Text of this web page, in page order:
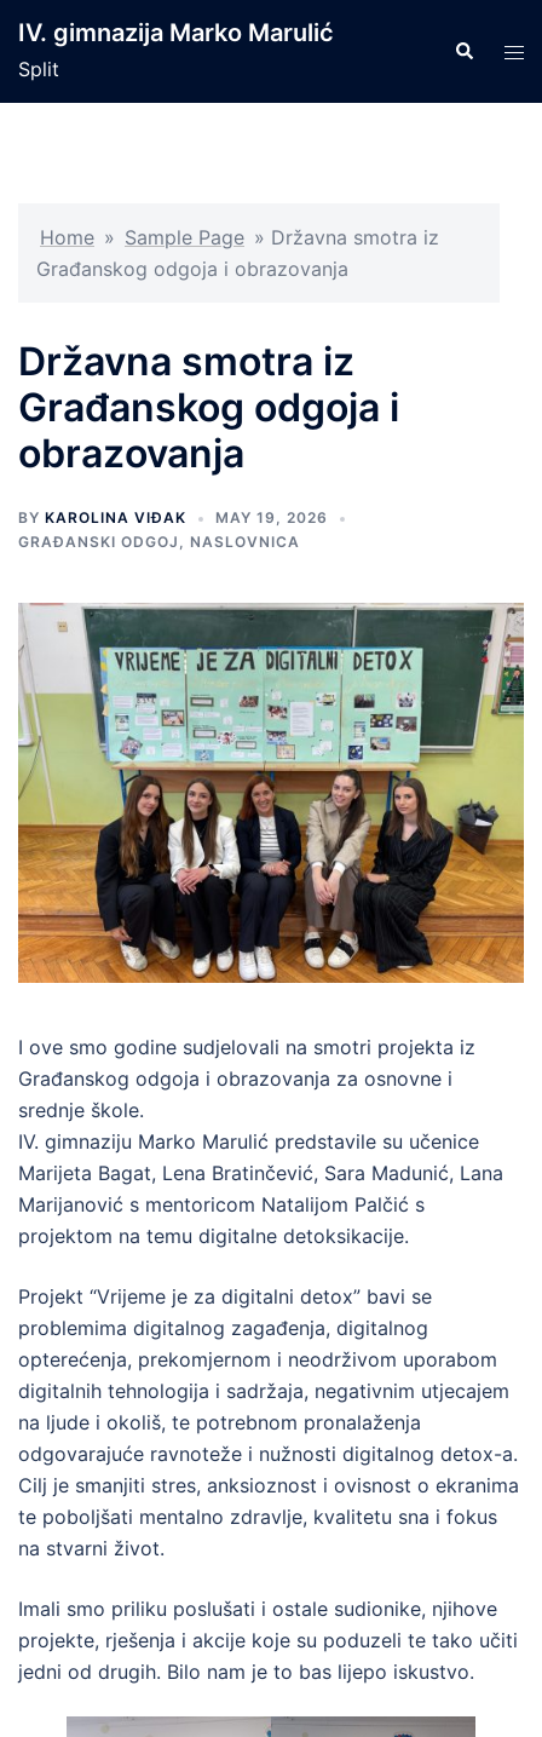
content
IV. gimnazija Marko Marulić
Split
Search
Home » Sample Page » Državna smotra iz
Građanskog odgoja i obrazovanja
Državna smotra iz
Građanskog odgoja i
obrazovanja
BY KAROLINA VIĐAK
MAY 19, 2026
GRAĐANSKI ODGOJ , NASLOVNICA
I ove smo godine sudjelovali na smotri projekta iz
Građanskog odgoja i obrazovanja za osnovne i
srednje škole.
IV. gimnaziju Marko Marulić predstavile su učenice
Marijeta Bagat, Lena Bratinčević, Sara Madunić, Lana
Marijanović s mentoricom Natalijom Palčić s
projektom na temu digitalne detoksikacije.
Projekt “Vrijeme je za digitalni detox” bavi se
problemima digitalnog zagađenja, digitalnog
opterećenja, prekomjernom i neodrživom uporabom
digitalnih tehnologija i sadržaja, negativnim utjecajem
na ljude i okoliš, te potrebnom pronalaženja
odgovarajuće ravnoteže i nužnosti digitalnog detox-a.
Cilj je smanjiti stres, anksioznost i ovisnost o ekranima
te poboljšati mentalno zdravlje, kvalitetu sna i fokus
na stvarni život.
Imali smo priliku poslušati i ostale sudionike, njihove
projekte, rješenja i akcije koje su poduzeli te tako učiti
jedni od drugih. Bilo nam je to bas lijepo iskustvo.